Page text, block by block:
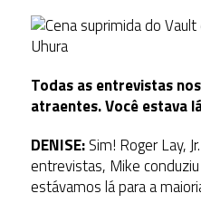
Todas as entrevistas
atraentes. Você estava
DENISE:Sim! Roger Lay,
entrevistas, Mike
estávamos lá para a